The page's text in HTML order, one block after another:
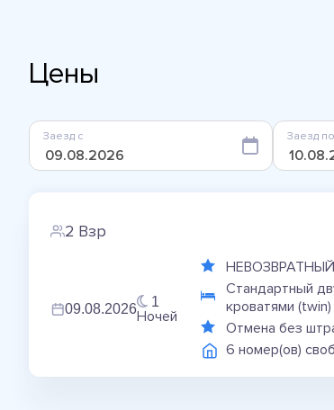
Цены
Заезд с Заезд по
2 Взр
09.08.2026 1
Ночей
Стандартный
кроватями (twin)
Отмена без
6 номер(ов)